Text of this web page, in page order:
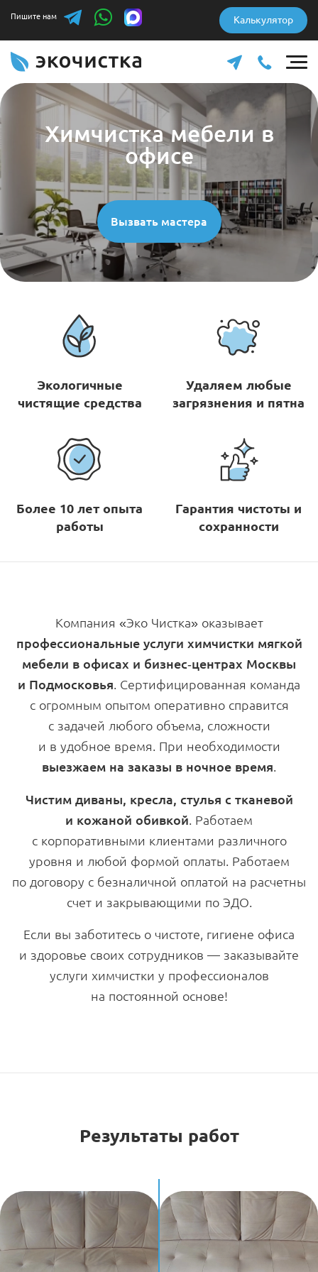
Пишите нам Калькулятор
Химчистка мебели в
офисе
Вызвать мастера
Экологичные
чистящие средства
Удаляем любые
загрязнения и пятна
Более 10 лет опыта
работы
Гарантия чистоты и
сохранности
Компания «Эко Чистка» оказывает
профессиональные услуги химчистки мягкой
мебели в офисах и бизнес-центрах Москвы
и Подмосковья. Сертифицированная команда
с огромным опытом оперативно справится
с задачей любого объема, сложности
и в удобное время. При необходимости
выезжаем на заказы в ночное время.
Чистим диваны, кресла, стулья с тканевой
и кожаной обивкой. Работаем
с корпоративными клиентами различного
уровня и любой формой оплаты. Работаем
по договору с безналичной оплатой на расчетны
счет и закрывающими по ЭДО.
Если вы заботитесь о чистоте, гигиене офиса
и здоровье своих сотрудников — заказывайте
услуги химчистки у профессионалов
на постоянной основе!
Результаты работ